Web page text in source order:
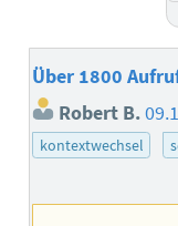
Über 1800
Robert B.
kontextwechsel